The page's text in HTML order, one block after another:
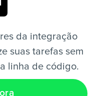
da integração
suas tarefas sem
linha de código.